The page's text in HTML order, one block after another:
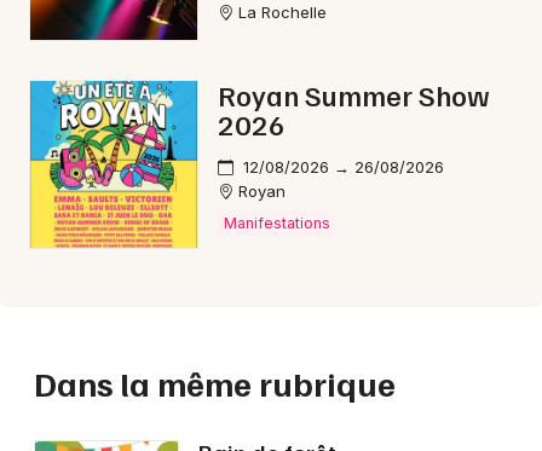
La Rochelle
Royan Summer Show
2026
12/08/2026 → 26/08/2026
Royan
Manifestations
Dans la même rubrique